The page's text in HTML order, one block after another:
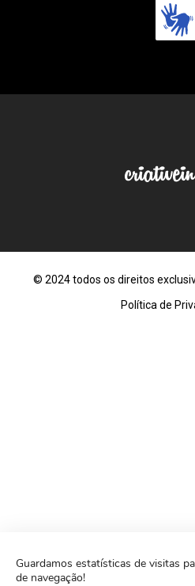
© 2024 todos os direitos
Política de
Guardamos estatísticas de visitas
de navegação!